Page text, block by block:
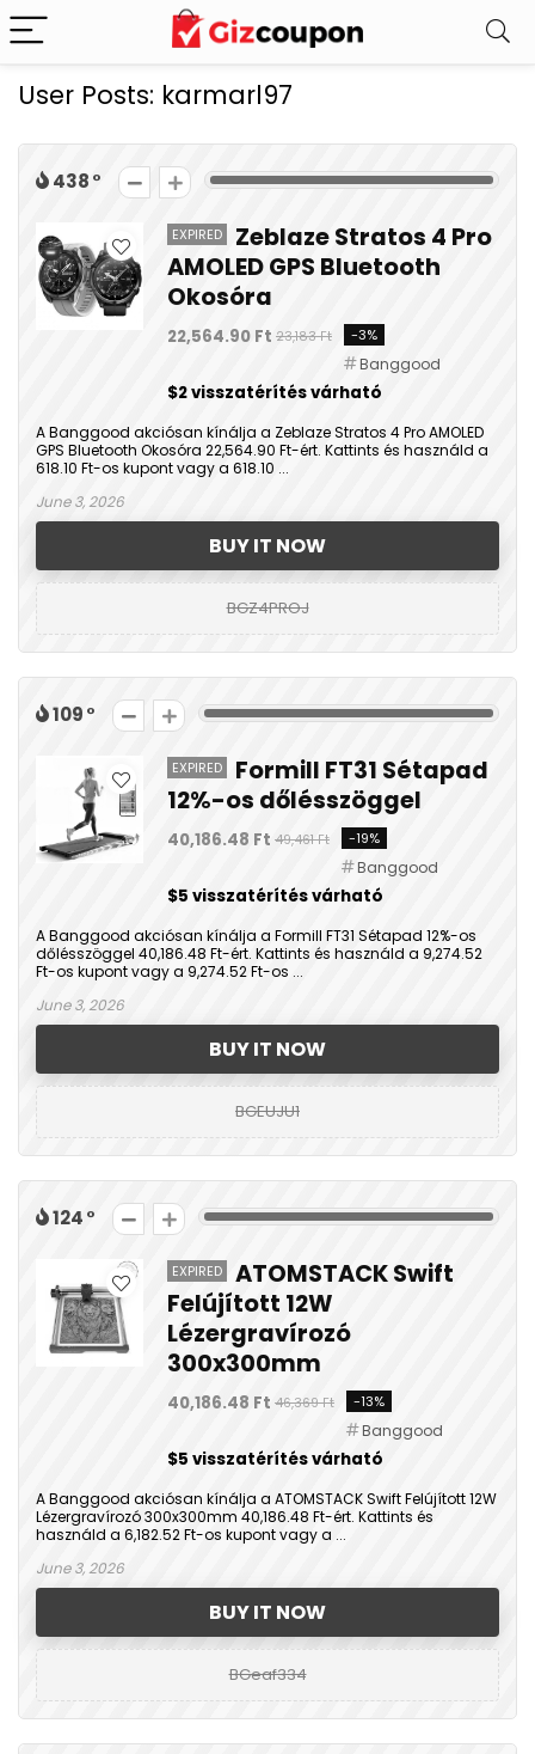
User Posts: karmarl97
438
EXPIRED
Zeblaze Stratos 4 Pro
AMOLED GPS Bluetooth
Okosóra
22,564.90 Ft 23,183 Ft -3%
Banggood
$2 visszatérítés várható
A Banggood akciósan kínálja a Zeblaze Stratos 4 Pro AMOLED
GPS Bluetooth Okosóra 22,564.90 Ft-ért. Kattints és használd a
618.10 Ft-os kupont vagy a 618.10 ...
June 3, 2026
BUY IT NOW
BGZ4PROJ
109
EXPIRED
Formill FT31 Sétapad
12%-os dőlésszöggel
40,186.48 Ft 49,461 Ft -19%
Banggood
$5 visszatérítés várható
A Banggood akciósan kínálja a Formill FT31 Sétapad 12%-os
dőlésszöggel 40,186.48 Ft-ért. Kattints és használd a 9,274.52
Ft-os kupont vagy a 9,274.52 Ft-os ...
June 3, 2026
BUY IT NOW
BGEUJU1
124
EXPIRED
ATOMSTACK Swift
Felújított 12W
Lézergravírozó
300x300mm
40,186.48 Ft 46,369 Ft -13%
Banggood
$5 visszatérítés várható
A Banggood akciósan kínálja a ATOMSTACK Swift Felújított 12W
Lézergravírozó 300x300mm 40,186.48 Ft-ért. Kattints és
használd a 6,182.52 Ft-os kupont vagy a ...
June 3, 2026
BUY IT NOW
BGeaf334